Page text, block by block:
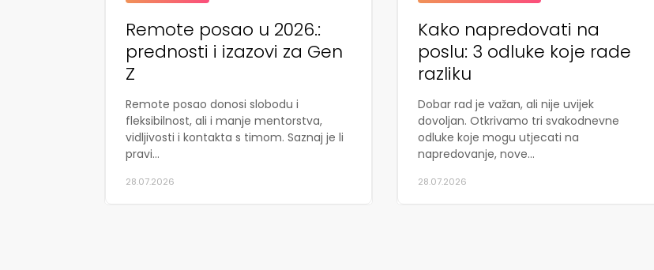
Remote posao u 2026.:
prednosti i izazovi za Gen
Z
Remote posao donosi slobodu i
fleksibilnost, ali i manje mentorstva,
vidljivosti i kontakta s timom. Saznaj je li
pravi...
28.07.2026
Kako napredovati na
poslu: 3 odluke koje rade
razliku
Dobar rad je važan, ali nije uvijek
dovoljan. Otkrivamo tri svakodnevne
odluke koje mogu utjecati na
napredovanje, nove...
28.07.2026